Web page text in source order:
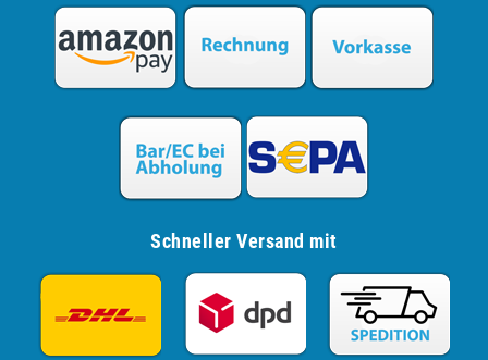
Schneller Versand mit